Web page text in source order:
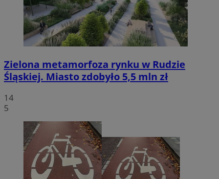
Zielona metamorfoza rynku w Rudzie
Śląskiej. Miasto zdobyło 5,5 mln zł
14
5